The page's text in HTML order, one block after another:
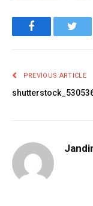
Facebook
PREVIOUS ARTICLE